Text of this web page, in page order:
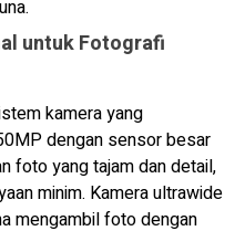
untuk Fotografi
kamera yang
dengan sensor besar
foto yang tajam dan detail,
minim. Kamera ultrawide
mengambil foto dengan